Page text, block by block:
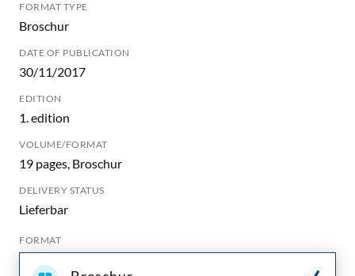
FORMAT TYPE
Broschur
DATE OF PUBLICATION
30/11/2017
EDITION
1. edition
VOLUME/FORMAT
19 pages, Broschur
DELIVERY STATUS
Lieferbar
FORMAT